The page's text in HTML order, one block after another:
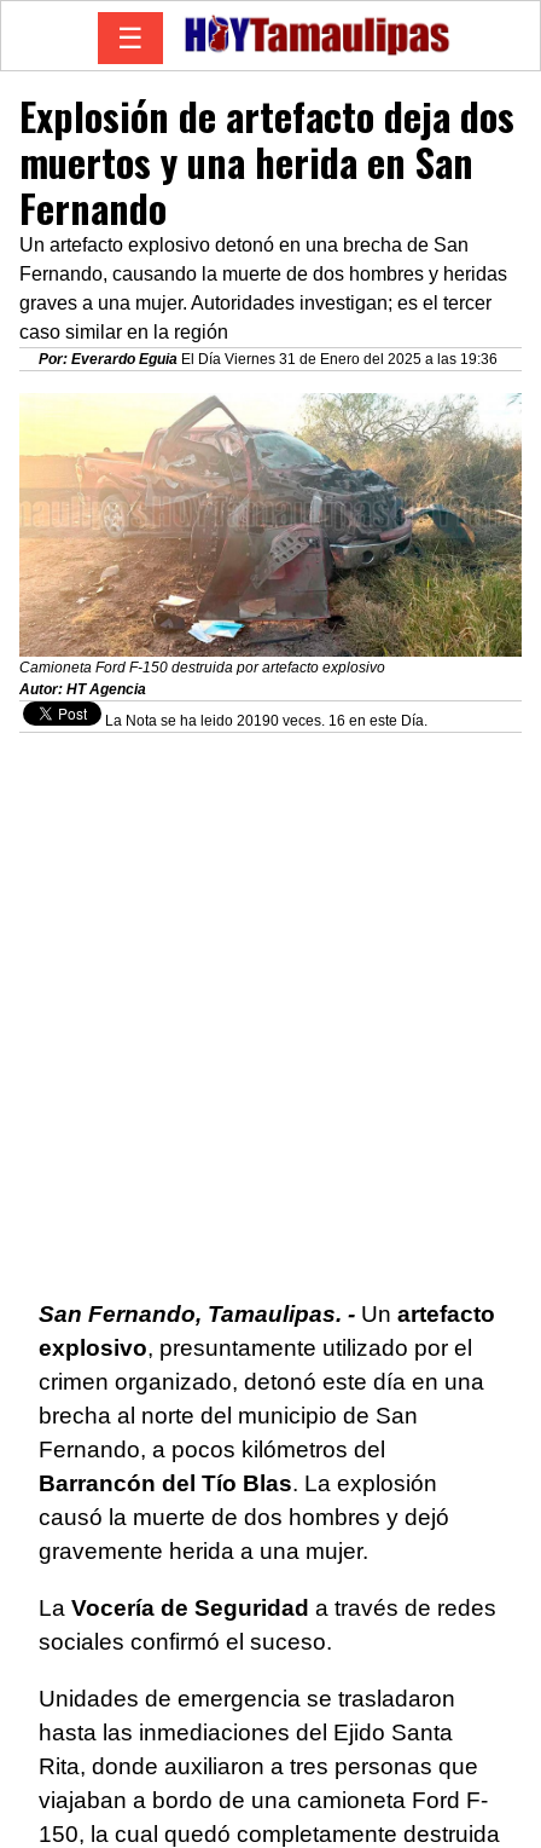
☰
Explosión de artefacto deja dos
muertos y una herida en San
Fernando
Un artefacto explosivo detonó en una brecha de San
Fernando, causando la muerte de dos hombres y heridas
graves a una mujer. Autoridades investigan; es el tercer
caso similar en la región
Por: Everardo Eguia El Día Viernes 31 de Enero del 2025 a las 19:36
Camioneta Ford F-150 destruida por artefacto explosivo
Autor: HT Agencia
La Nota se ha leido 20190 veces. 16 en este Día.
San Fernando, Tamaulipas. - Un artefacto
explosivo, presuntamente utilizado por el
crimen organizado, detonó este día en una
brecha al norte del municipio de San
Fernando, a pocos kilómetros del
Barrancón del Tío Blas. La explosión
causó la muerte de dos hombres y dejó
gravemente herida a una mujer.
La Vocería de Seguridad a través de redes
sociales confirmó el suceso.
Unidades de emergencia se trasladaron
hasta las inmediaciones del Ejido Santa
Rita, donde auxiliaron a tres personas que
viajaban a bordo de una camioneta Ford F-
150, la cual quedó completamente destruida